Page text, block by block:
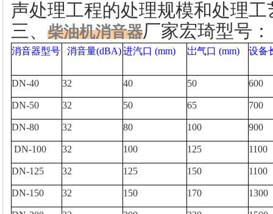
声处理工程的处理规模和处理工
三、 柴油机消音器厂家宏琦型号：
消音器型号 消音量(dBA)进汽口 (mm) 岀气口 (mm) 设备
DN-40 32 40 50 600
DN-50 32 50 65 700
DN-80 32 80 100 900
DN-100 32 100 125 1100
DN-125 32 125 150 1100
DN-150 32 150 170 1300